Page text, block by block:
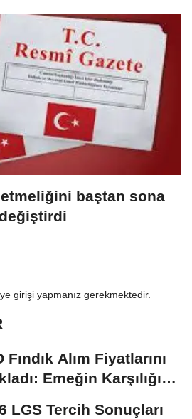
baştan sona
girişi yapmanız gerekmektedir.
Fındık Alım Fiyatlarını
Emeğin Karşılığı
LGS Tercih Sonuçları